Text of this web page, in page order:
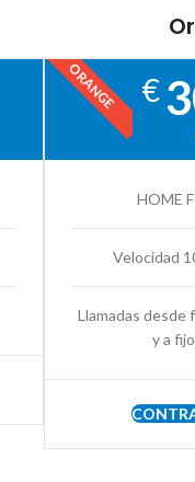
ORANGE €
HOME
Velocidad
Llamadas desde
y a